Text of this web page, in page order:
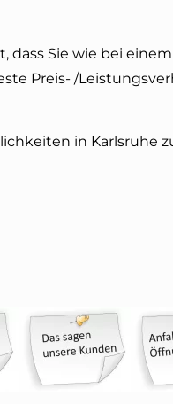
Sie wie bei
Preis- /
in Karlsruhe